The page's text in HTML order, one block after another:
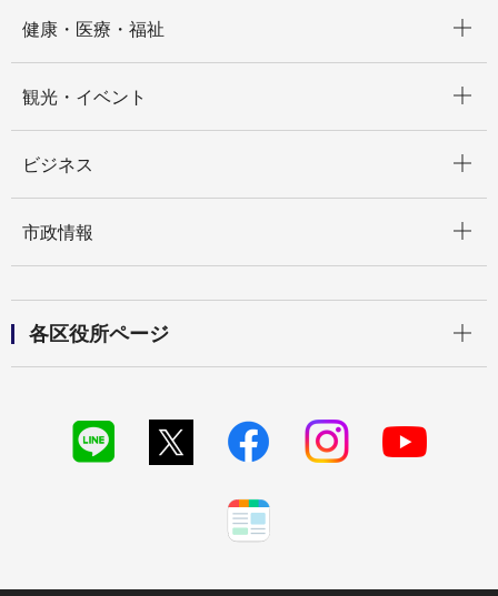
健康・医療・福祉
観光・イベント
ビジネス
市政情報
各区役所ページ